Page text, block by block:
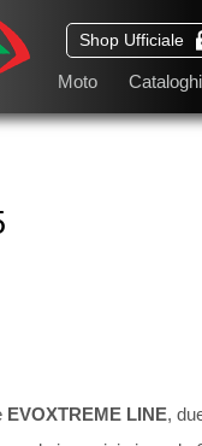
Moto
Shop Ufficiale
EVOXTREME LINE,